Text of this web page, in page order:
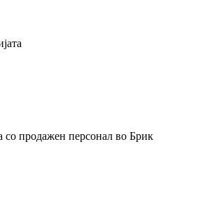
со продажен персонал во Брик